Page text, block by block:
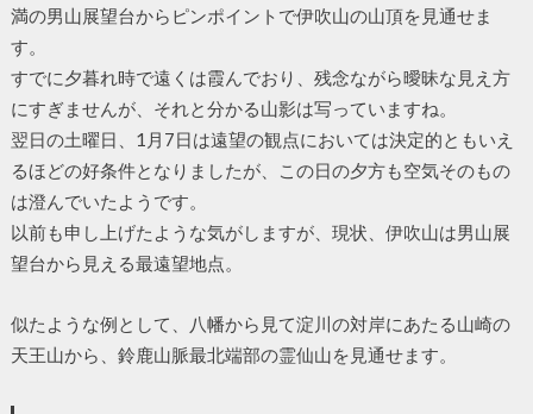
満の男山展望台からピンポイントで伊吹山の山頂を見通せま
す。
すでに夕暮れ時で遠くは霞んでおり、残念ながら曖昧な見え方
にすぎませんが、それと分かる山影は写っていますね。
翌日の土曜日、1月7日は遠望の観点においては決定的ともいえ
るほどの好条件となりましたが、この日の夕方も空気そのもの
は澄んでいたようです。
以前も申し上げたような気がしますが、現状、伊吹山は男山展
望台から見える最遠望地点。
似たような例として、八幡から見て淀川の対岸にあたる山崎の
天王山から、鈴鹿山脈最北端部の霊仙山を見通せます。